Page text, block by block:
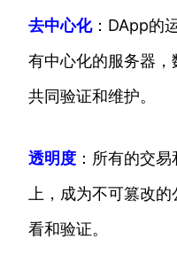
去中心化：DApp的
有中心化的服务器
共同验证和维护。
透明度 ：所有的交
上，成为不可篡改
看和验证。